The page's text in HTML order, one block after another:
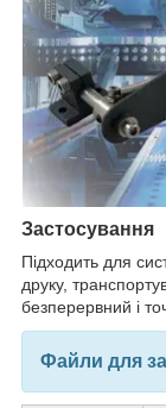
Застосування
Підходить для
друку,
безперервний і
Файли для